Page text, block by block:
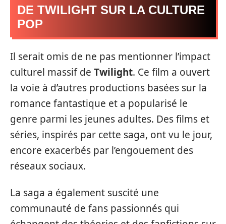
DE TWILIGHT SUR LA CULTURE
POP
Il serait omis de ne pas mentionner l’impact
culturel massif de Twilight. Ce film a ouvert
la voie à d’autres productions basées sur la
romance fantastique et a popularisé le
genre parmi les jeunes adultes. Des films et
séries, inspirés par cette saga, ont vu le jour,
encore exacerbés par l’engouement des
réseaux sociaux.
La saga a également suscité une
communauté de fans passionnés qui